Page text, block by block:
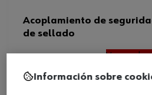
Acoplamiento de
de sellado
Ver
Información sobre